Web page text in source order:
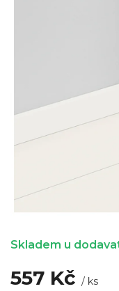
557 Kč / ks
Skladem u